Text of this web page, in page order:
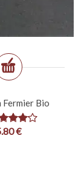
Fermier Bio
€